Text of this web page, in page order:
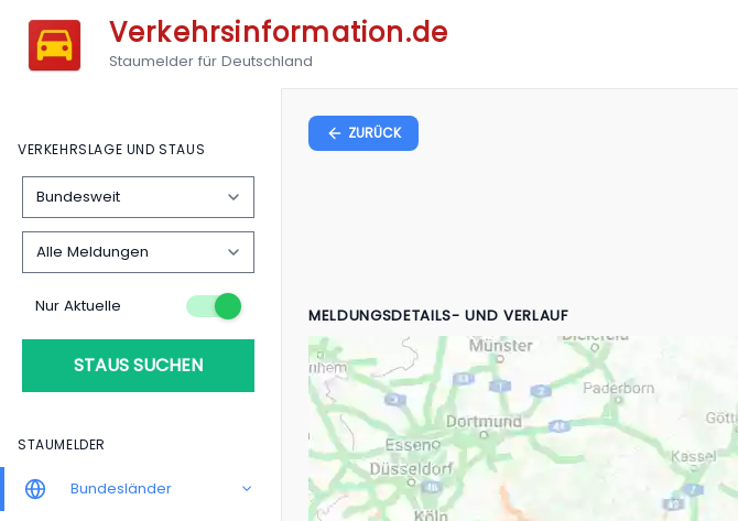
Verkehrsinformation.de
Staumelder für Deutschland
VERKEHRSLAGE UND STAUS
Nur Aktuelle
STAUS SUCHEN
STAUMELDER
Bundesländer
ZURÜCK
MELDUNGSDETAILS- UND VERLAUF